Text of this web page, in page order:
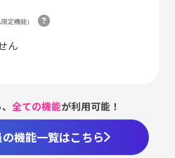
定機能）
ん
、全ての機能が利用可能！
機能一覧はこちら